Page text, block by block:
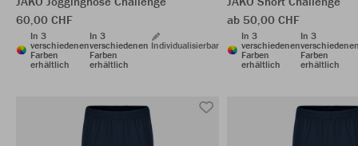
60,00 CHF
In 3
verschiedenen
Farben
erhältlich
In 3
verschiedenen
Farben
erhältlich
Individualisierbar
ab 50,00 CHF
In 3
verschiedenen
Farben
erhältlich
In 3
Farben
erhältlich